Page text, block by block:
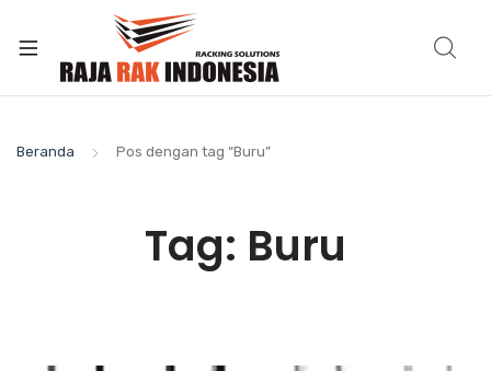
Beranda Pos dengan tag “Buru”
Tag: Buru